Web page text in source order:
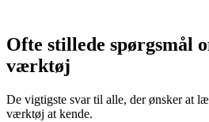
Ofte stillede spørgsmål
værktøj
De vigtigste svar til alle, der ønsker at
værktøj at kende.